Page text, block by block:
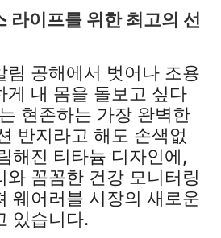
라이프를 위한 최고의 선
림 공해에서 벗어나 조용
게 내 몸을 돌보고 싶다
현존하는 가장 완벽한
반지라고 해도 손색없
해진 티타늄 디자인에,
와 꼼꼼한 건강 모니터링
웨어러블 시장의 새로운
있습니다.